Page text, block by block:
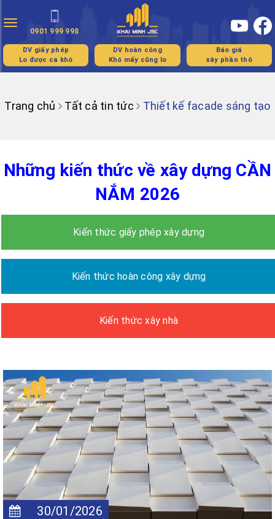
Toggle
navigation
0901 999 998
DV giấy phép
Lo được ca khó
DV hoàn công
Khó mấy cũng lo
Báo giá
xây phần thô
Trang chủ Tất cả tin tức Thiết kế facade sáng tạo
Những kiến thức về xây dựng CẦN
NẮM 2026
Kiến thức giấy phép xây dựng
Kiến thức hoàn công xây dựng
Kiến thức xây nhà
30/01/2026